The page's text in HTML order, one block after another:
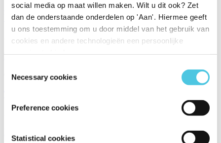
social media op maat willen maken. Wilt u dit ook? Zet
dan de onderstaande onderdelen op 'Aan'. Hiermee geeft
u ons toestemming om u door middel van het gebruik van
cookies en andere technologieën een persoonlijke
Necessary cookies
Preference cookies
Statistical cookies
Chocoladerollade met espressocrème, tijm en
bramen
24/04/2025
Pijlsnelle eenpans-pasta bolognese
08/04/2025
21/01/2025